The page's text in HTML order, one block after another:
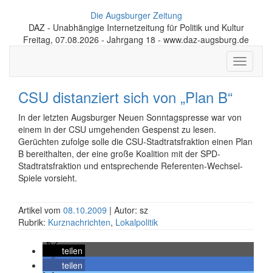
Die Augsburger Zeitung
DAZ - Unabhängige Internetzeitung für Politik und Kultur
Freitag, 07.08.2026 - Jahrgang 18 - www.daz-augsburg.de
Toggle
CSU distanziert sich von „Plan B“
In der letzten Augsburger Neuen Sonntagspresse war von
einem in der CSU umgehenden Gespenst zu lesen.
Gerüchten zufolge solle die CSU-Stadtratsfraktion einen Plan
B bereithalten, der eine große Koalition mit der SPD-
Stadtratsfraktion und entsprechende Referenten-Wechsel-
Spiele vorsieht.
Artikel vom 08.10.2009 | Autor: sz
Rubrik: Kurznachrichten, Lokalpolitik
teilen
teilen